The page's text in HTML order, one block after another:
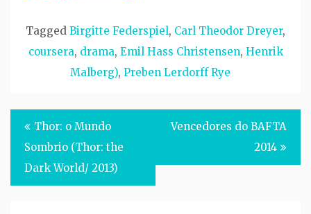
Tagged Birgitte Federspiel, Carl Theodor Dreyer,
coursera, drama, Emil Hass Christensen, Henrik
Malberg), Preben Lerdorff Rye
Post
navigation
Thor: o Mundo
Sombrio (Thor: the
Dark World/ 2013)
Vencedores do BAFTA
2014